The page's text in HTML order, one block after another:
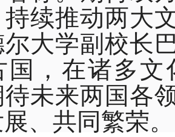
续推动两大
大学副校长
国，在诸多
未来两国各
、共同繁荣。